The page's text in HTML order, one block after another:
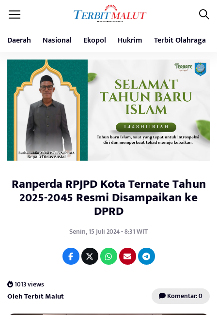
Daerah Nasional Ekopol Hukrim Terbit Olahraga
Ranperda RPJPD Kota Ternate Tahun
2025-2045 Resmi Disampaikan ke
DPRD
Senin, 15 Juli 2024 - 8:31 WIT
1013 views
Oleh Terbit Malut Komentar: 0